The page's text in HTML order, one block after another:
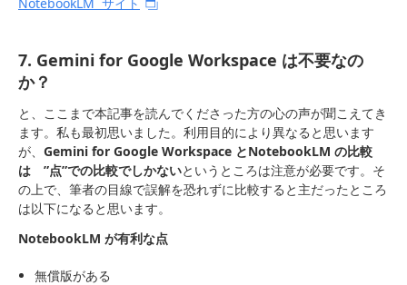
7. Gemini for Google Workspace は不要なの
か？
と、ここまで本記事を読んでくださった方の心の声が聞こえてき
ます。私も最初思いました。利用目的により異なると思います
が、 Gemini for Google Workspace とNotebookLM の比較
は ”点”での比較でしかないというところは注意が必要です。そ
の上で、筆者の目線で誤解を恐れずに比較すると主だったところ
は以下になると思います。
NotebookLM が有利な点
無償版がある